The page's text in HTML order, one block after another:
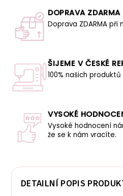
DOPRAVA ZDARMA
Doprava ZDARMA při
ŠIJEME V ČESKÉ
100% našich
VYSOKÉ
Vysoké hodnocení
že se k nám vracíte.
DETAILNÍ POPIS